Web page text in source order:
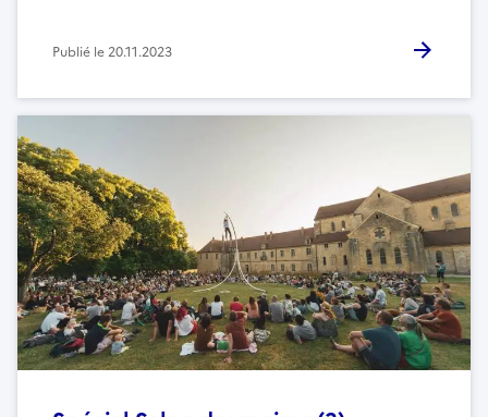
Publié le20.11.2023